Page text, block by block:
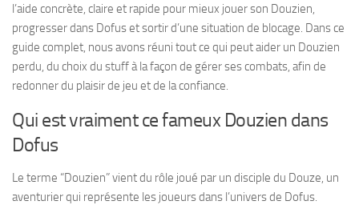
l’aide concrète, claire et rapide pour mieux jouer son Douzien,
progresser dans Dofus et sortir d’une situation de blocage. Dans ce
guide complet, nous avons réuni tout ce qui peut aider un Douzien
perdu, du choix du stuff à la façon de gérer ses combats, afin de
redonner du plaisir de jeu et de la confiance.
Qui est vraiment ce fameux Douzien dans
Dofus
Le terme “Douzien” vient du rôle joué par un disciple du Douze, un
aventurier qui représente les joueurs dans l’univers de Dofus.